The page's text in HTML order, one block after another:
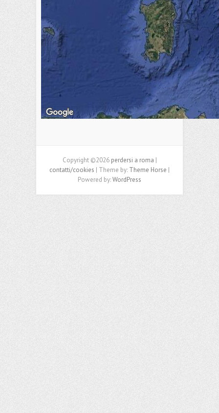
Copyright ©2026 perdersi a roma |
contatti/cookies | Theme by: Theme Horse |
Powered by:WordPress